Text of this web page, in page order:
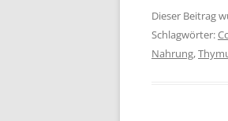
Dieser Beitrag
Schlagwörter:
Nahrung,